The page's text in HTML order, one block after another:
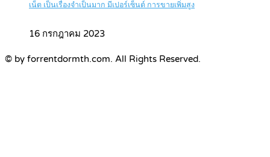
เน็ต เป็นเรื่องจำเป็นมาก มีเปอร์เซ็นต์ การขายเพิ่มสูง
16 กรกฎาคม 2023
© by forrentdormth.com. All Rights Reserved.